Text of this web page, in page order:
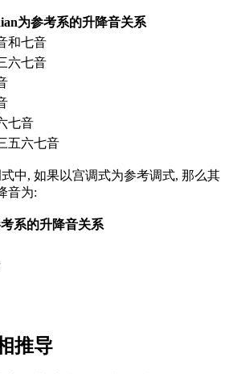
为参考系的升降音关系
和七音
六七音
七音
五六七音
中, 如果以宫调式为参考调式, 那么其
音为:
系的升降音关系
推导